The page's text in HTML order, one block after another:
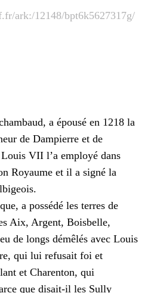
ark:/12148/bpt6k5627317g/
a épousé en 1218 la
de Dampierre et de
VII l’a employé dans
Royaume et il a signé la
a possédé les terres de
Aix, Argent, Boisbelle,
de longs démêlés avec Louis
qui lui refusait foi et
et Charenton, qui
que disait-il les Sully